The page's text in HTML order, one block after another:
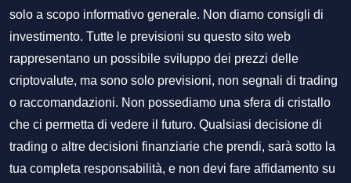
solo a scopo informativo generale. Non diamo consigli di
investimento. Tutte le previsioni su questo sito web
rappresentano un possibile sviluppo dei prezzi delle
criptovalute, ma sono solo previsioni, non segnali di trading
o raccomandazioni. Non possediamo una sfera di cristallo
che ci permetta di vedere il futuro. Qualsiasi decisione di
trading o altre decisioni finanziarie che prendi, sarà sotto la
tua completa responsabilità, e non devi fare affidamento su